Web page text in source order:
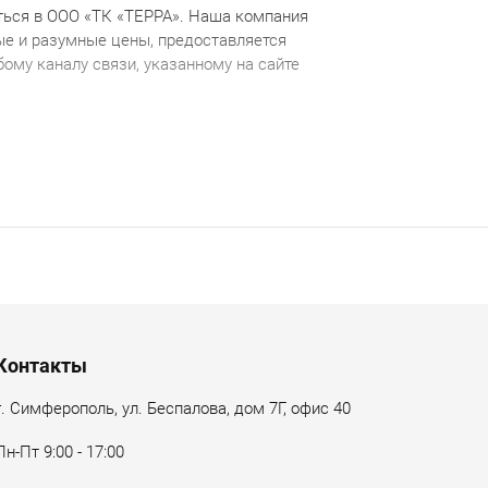
в ООО «ТК «ТЕРРА». Наша компания
и разумные цены, предоставляется
каналу связи, указанному на сайте
Симферополь, ул. Беспалова, дом 7Г, офис 40
Пт 9:00 - 17:00